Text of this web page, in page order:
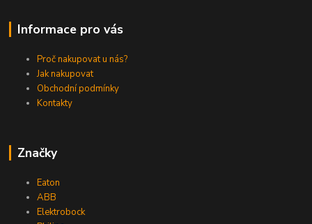
Informace pro vás
Proč nakupovat u nás?
Jak nakupovat
Obchodní podmínky
Kontakty
Značky
Eaton
ABB
Elektrobock